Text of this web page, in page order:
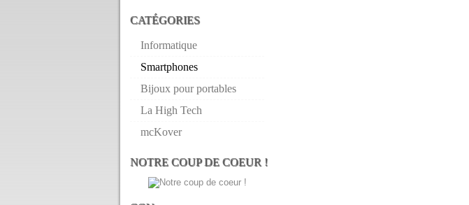
CATÉGORIES
Informatique
Smartphones
Bijoux pour portables
La High Tech
mcKover
NOTRE COUP DE COEUR !